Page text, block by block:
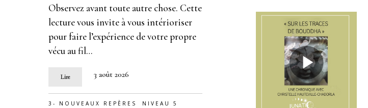
Observez avant toute autre chose. Cette
lecture vous invite à vous intérioriser
pour faire l’expérience de votre propre
vécu au fil…
Lire 3 août 2026
3- NOUVEAUX REPÈRES NIVEAU 5